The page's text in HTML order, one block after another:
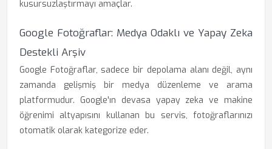
kusursuzlaştırmayı amaçlar.
Google Fotoğraflar: Medya Odaklı ve Yapay Zeka
Destekli Arşiv
Google Fotoğraflar, sadece bir depolama alanı değil, aynı
zamanda gelişmiş bir medya düzenleme ve arama
platformudur. Google'ın devasa yapay zeka ve makine
öğrenimi altyapısını kullanan bu servis, fotoğraflarınızı
otomatik olarak kategorize eder.